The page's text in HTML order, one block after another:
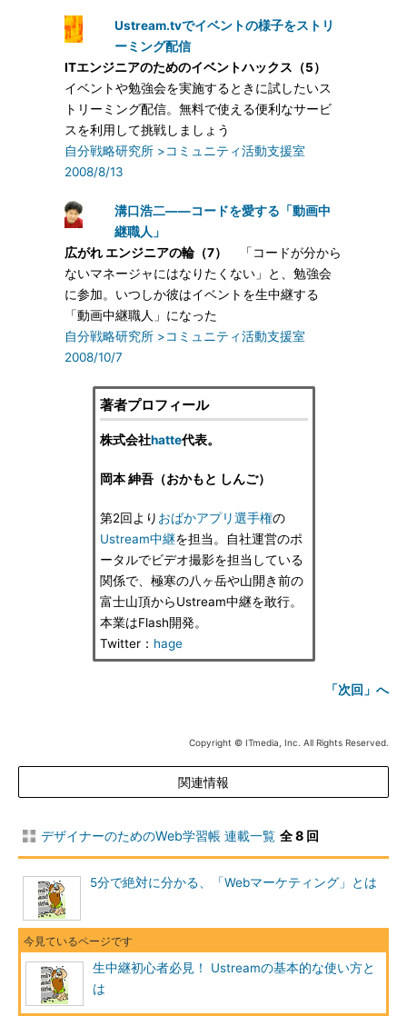
Ustream.tvでイベントの様子をストリ
ーミング配信
ITエンジニアのためのイベントハックス（5）
イベントや勉強会を実施するときに試したいス
トリーミング配信。無料で使える便利なサービ
スを利用して挑戦しましょう
自分戦略研究所 >コミュニティ活動支援室
2008/8/13
溝口浩二——コードを愛する「動画中
継職人」
広がれ エンジニアの輪（7）
「コードが分から
ないマネージャにはなりたくない」と、勉強会
に参加。いつしか彼はイベントを生中継する
「動画中継職人」になった
自分戦略研究所 >コミュニティ活動支援室
2008/10/7
著者プロフィール
株式会社hatte代表。
岡本 紳吾（おかもと しんご）
第2回より おばかアプリ選手権の
Ustream中継を担当。自社運営のポ
ータルでビデオ撮影を担当している
関係で、極寒の八ヶ岳や山開き前の
富士山頂からUstream中継を敢行。
本業はFlash開発。
Twitter： hage
「次回」へ
Copyright © ITmedia, Inc. All Rights Reserved.
関連情報
デザイナーのためのWeb学習帳 連載一覧 全 8 回
5分で絶対に分かる、「Webマーケティング」とは
生中継初心者必見！ Ustreamの基本的な使い方と
は